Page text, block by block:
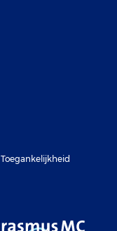
Toegankelijkheid